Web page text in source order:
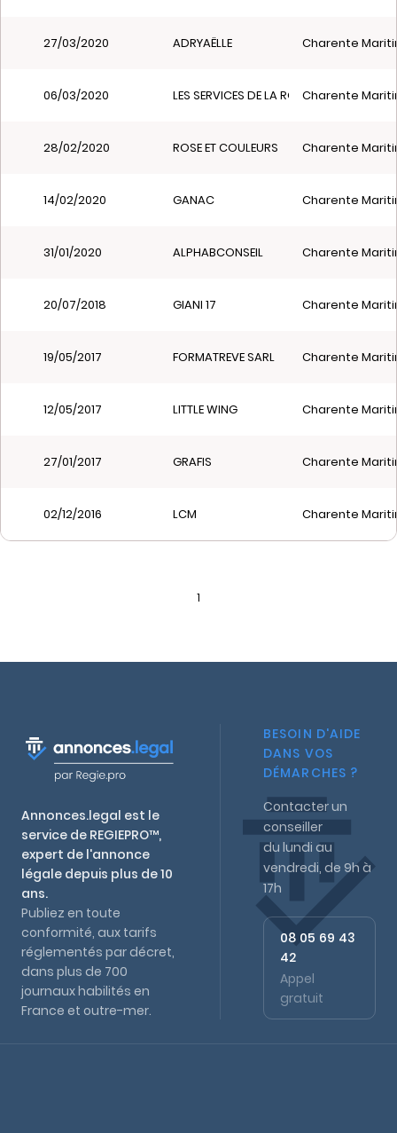
27/03/2020 ADRYAËLLE Charente
06/03/2020 LES SERVICES DE LA ROSECharente
28/02/2020 ROSE ET COULEURS Charente
14/02/2020 GANAC Charente
31/01/2020 ALPHABCONSEIL Charente
20/07/2018 GIANI 17 Charente
19/05/2017 FORMATREVE SARL Charente
12/05/2017 LITTLE WING Charente
27/01/2017 GRAFIS Charente
02/12/2016 LCM Charente
1
Annonces.legal est le
service de REGIEPRO™,
expert de l'annonce
légale depuis plus de 10
ans.
Publiez en toute
conformité, aux tarifs
réglementés par décret,
dans plus de 700
journaux habilités en
France et outre-mer.
BESOIN D'AIDE
DANS VOS
DÉMARCHES ?
Contacter un
conseiller
du lundi au
vendredi, de 9h à
17h
08 05 69 43
42
Appel
gratuit